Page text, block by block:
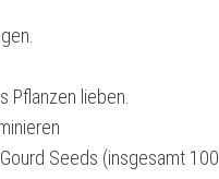
Pflanzen lieben.
Seeds (insgesamt 100